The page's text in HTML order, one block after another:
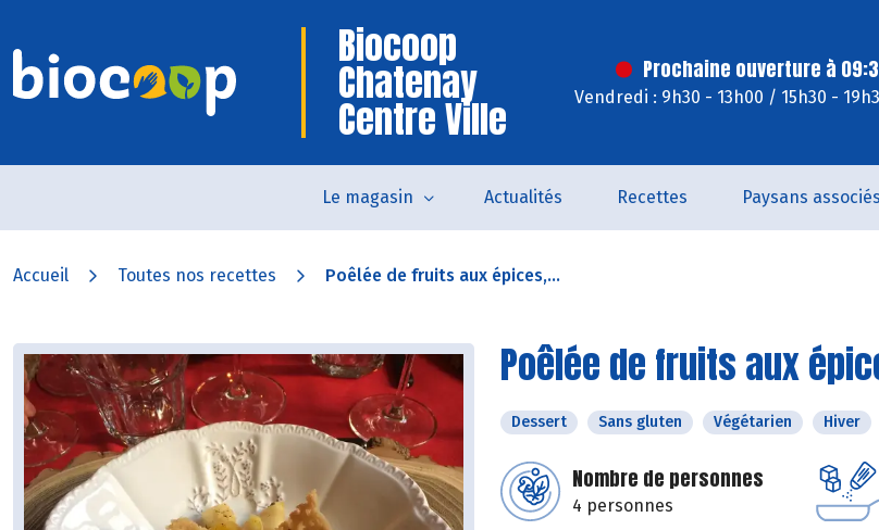
Biocoop
Chatenay
Centre Ville
Prochaine ouverture à
Vendredi : 9h30 - 13h00 / 15h30 -
Le magasin Actualités Recettes Paysans associés
Accueil Toutes nos recettes Poêlée de fruits aux épices,...
Poêlée de fruits aux
Dessert Sans gluten Végétarien Hiver
Nombre de personnes
4 personnes